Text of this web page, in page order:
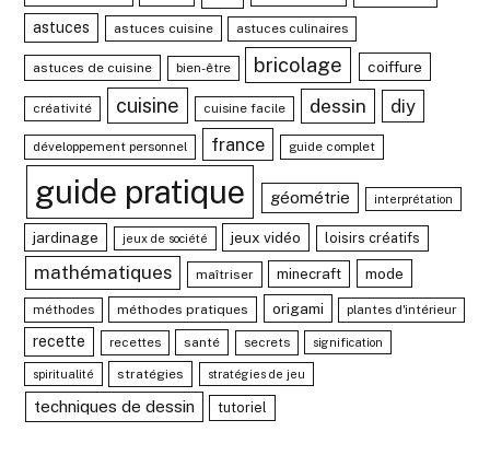
astuces astuces cuisine astuces culinaires
astuces de cuisine bien-être bricolage coiffure
créativité cuisine cuisine facile dessin diy
développement personnel france guide complet
guide pratique géométrie interprétation
jardinage jeux de société jeux vidéo loisirs créatifs
mathématiques maîtriser minecraft mode
méthodes méthodes pratiques origami plantes d'intérieur
recette recettes santé secrets signification
spiritualité stratégies stratégies de jeu
techniques de dessin tutoriel